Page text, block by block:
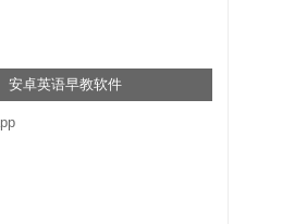
安卓英语早教软件